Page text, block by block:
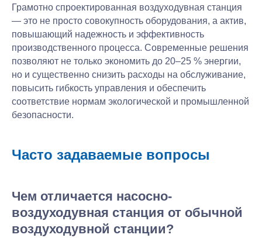
Грамотно спроектированная воздуходувная станция
— это не просто совокупность оборудования, а актив,
повышающий надежность и эффективность
производственного процесса. Современные решения
позволяют не только экономить до 20–25 % энергии,
но и существенно снизить расходы на обслуживание,
повысить гибкость управления и обеспечить
соответствие нормам экологической и промышленной
безопасности.
Часто задаваемые вопросы
Чем отличается насосно-
воздуходувная станция от обычной
воздуходувной станции?
Механическоеобезвоживание
осадка
Политика
конфиденциальности
ООО
«ЭКВИПЛЕКС»